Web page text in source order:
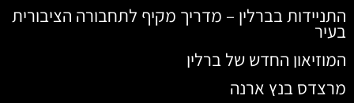
התניידות בברלין – מדריך מקיף לתחבורה הציבורית
בעיר
המוזיאון החדש של ברלין
מרצדס בנץ ארנה